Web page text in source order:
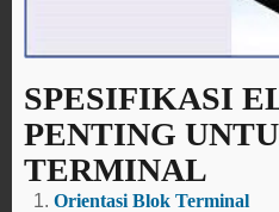
SPESIFIKASI
PENTING
TERMINAL
Orientasi Blok Terminal